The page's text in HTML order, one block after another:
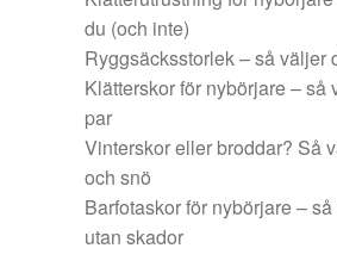
du (och inte)
Ryggsäcksstorlek – så väljer
Klätterskor för nybörjare – så
par
Vinterskor eller broddar? Så
och snö
Barfotaskor för nybörjare –
utan skador